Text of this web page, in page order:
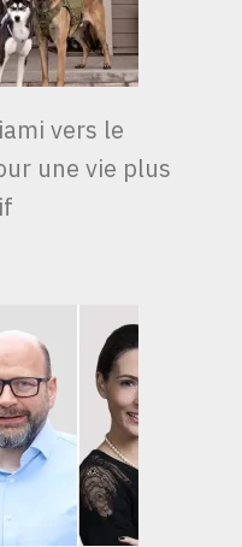
vers le
une vie plus